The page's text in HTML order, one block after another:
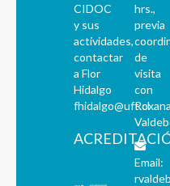
CIDOC
y sus
actividades,
contactar
a Flor
Hidalgo
fhidalgo@uft.cl
hrs.,
previa
de
visita
con
Roxana
Email: